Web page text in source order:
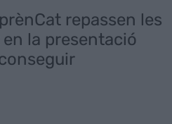
repassen les
la presentació